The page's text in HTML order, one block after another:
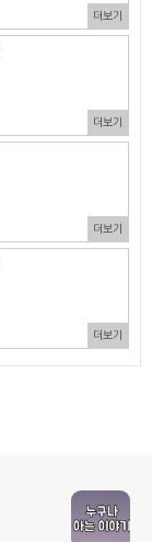
더보기
더보기
더보기
더보기